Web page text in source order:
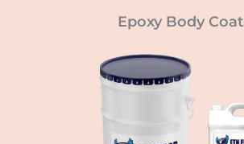
Epoxy Body Coat